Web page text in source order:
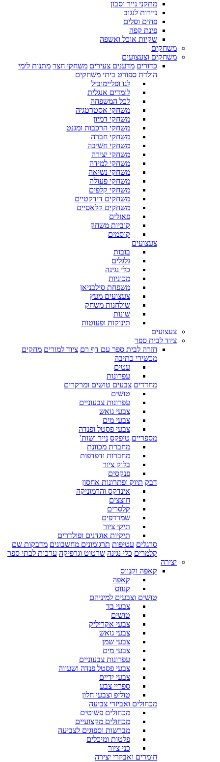
מתקני נייר וסבון
ניירות לנגוב
פחים וסלים
פינת קפה
שקיות אוכל ואשפה
משחקים
משחקים וצעצועים
כדורים מדענים צעירים משחקי חצר מתנות לימי
הולדת ספורט ביתי משחקים
לגו ופליימוביל
לומדים אנגלית
לכל המשפחה
משחקי אסטרטגיה
משחקי דמיון
משחקי הרכבות ומגנט
משחקי חברה
משחקי חשיבה
משחקי יצירה
משחקי למידה
משחקי נשיאה
משחקי פעולה
משחקי קלפים
משחקים דידקטיים
משחקים קלאסיים
פאזלים
קוביות משחק
קוסמים
צעצועים
בובות
גלגלים
כלי נגינה
מכוניות
משפחת סילבניאן
צעצועים מעץ
שולחנות משחק
שונות
תינוקות ופעוטות
צעצועים
ציוד לבית ספר
חזרה לבית ספר עם דף רם ציוד למורים מחקים
מכשירי כתיבה
עטים
עפרונות
מחדדים צבעים טושים ומרקרים
טושים
עפרונות צבעוניים
צבעי גואש
צבעי מים
צבעי פסטל ופנדה
מספריים טיפקס נייר ושות'
מחברת מכוונת
מחברות ודפדפות
בלוק ציור
פנקסים
דבק תיוק ופתרונות אחסון
אינדקס והרמוניקה
חוצצים
קלסרים
שמרדפים
תיקי ציור
תיקיות אוגדנים ופולדרים
סרגלים עטיפות תרגומונים מחשבונים מדבקות שם
קלמרים כלי נגינה שרטוט וגרפיקה ערכות לבתי ספר
יצירה
קאפה וקנווס
קאפה
קנווס
טושים וצבעים למיניהם
צבעי בד
טושים
צבעי אקריליק
צבעי גואש
צבעי שמן
צבעי מים
עפרונות צבעוניים
צבעי פסטל פנדה ושעווה
צבעי ידיים
ספריי צבע
טוליפ וצבעי חלון
מכחולים ואביזרי צביעה
מכחולים פשוטים
מכחולים מקצועיים
מברשות וספוגים לצביעה
פלטות ומיכלים
כני ציור
חומרים ואביזרי יצירה